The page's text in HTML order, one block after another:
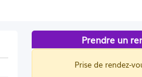
Prendre un
Prise de rendez-